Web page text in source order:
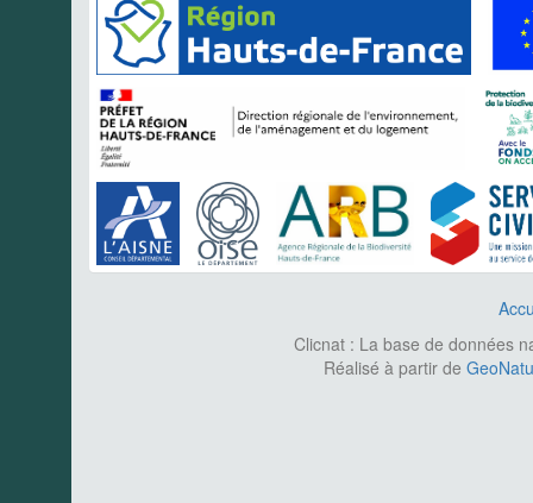
Clicnat : La base de données
Réalisé à partir de